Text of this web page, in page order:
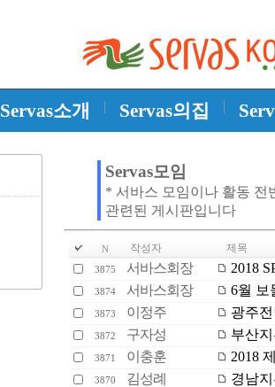
Servas소개 | Servas의집 |
Servas모임
* 서바스 모임이나 활동 전
관련된 게시판입니다
N 작성자 제목
3875 서바스회장 2018
3874 서바스회장 6월 보
3873 이정주 광주
3872 구자성 부산
3871 이충훈 2018
3870 김성례 경남